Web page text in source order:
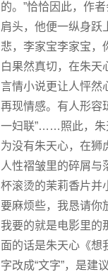
的。”恰恰因此，作
肩头，他便一纵身跃
悲，李家宝李家宝，
白果然真切，在朱天
言情小说更让人怦然
再现情感。有人形容
一妇联”……照此，朱
为没有朱天心，在狮
人性褶皱里的碎屑与
杯滚烫的茉莉香片并
要麻烦些，我恳请你
我要的就是电影里的
面的话是朱天心《想
字改成“文字”，是建